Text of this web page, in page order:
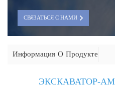
СВЯЗАТЬСЯ С НАМИ
Информация О Продукте
ЭКСКАВАТОР-